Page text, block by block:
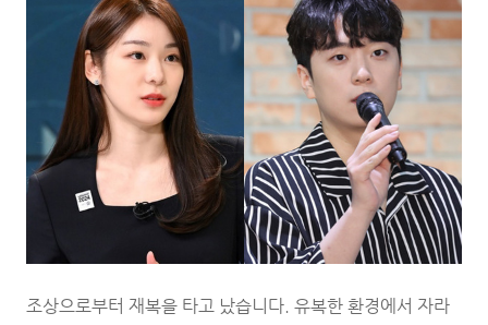
조상으로부터 재복을 타고 났습니다. 유복한 환경에서 자라